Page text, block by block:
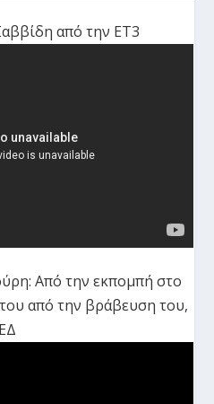
από την ΕΤ3
Από την εκπομπή στο
από την βράβευση του,